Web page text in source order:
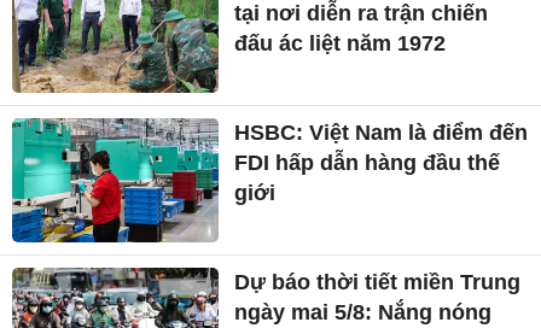
tại nơi diễn ra trận chiến
đấu ác liệt năm 1972
HSBC: Việt Nam là điểm đến
FDI hấp dẫn hàng đầu thế
giới
Dự báo thời tiết miền Trung
ngày mai 5/8: Nắng nóng